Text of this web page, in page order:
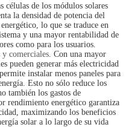
células de los módulos solares
la densidad de potencia del
lo que se traduce en
y una mayor rentabilidad de
como para los usuarios.
y comerciales . Con una mayor
pueden generar más electricidad
instalar menos paneles para
Esto no sólo reduce los
también los gastos de
rendimiento energético garantiza
maximizando los beneficios
solar a lo largo de su vida